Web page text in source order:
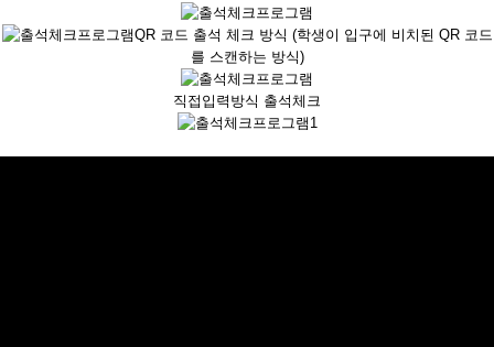
QR 코드 출석 체크 방식 (학생이 입구에 비치된 QR 코드
를 스캔하는 방식)
직접입력방식 출석체크